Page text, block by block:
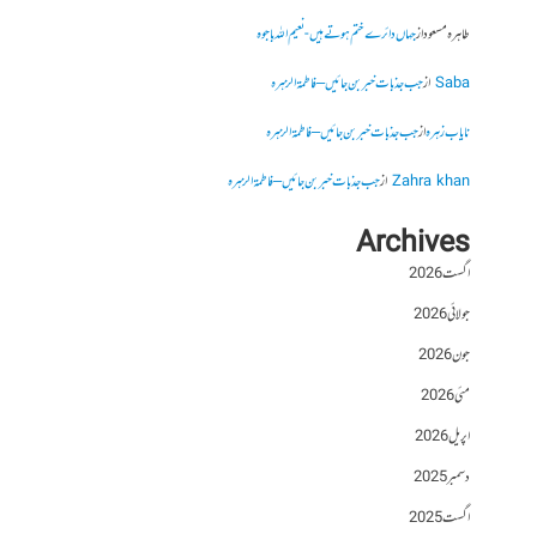
طاہرہ مسعودازجہاں دائرے ختم ہوتے ہیں- نعیم اللہ باجوہ
Sabaازجب جذبات خبر بن جائیں – فاطمۃالزہرہ
نایاب زہرہازجب جذبات خبر بن جائیں – فاطمۃالزہرہ
Zahra khanازجب جذبات خبر بن جائیں – فاطمۃالزہرہ
Archives
اگست 2026
جولائی 2026
جون 2026
مئی 2026
اپریل 2026
دسمبر 2025
اگست 2025